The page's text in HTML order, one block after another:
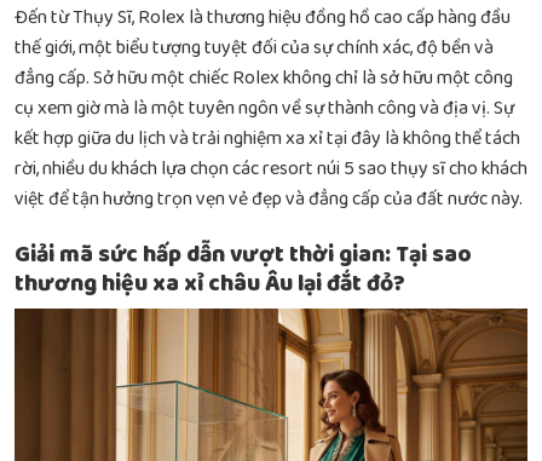
Đến từ Thụy Sĩ, Rolex là thương hiệu đồng hồ cao cấp hàng đầu
thế giới, một biểu tượng tuyệt đối của sự chính xác, độ bền và
đẳng cấp. Sở hữu một chiếc Rolex không chỉ là sở hữu một công
cụ xem giờ mà là một tuyên ngôn về sự thành công và địa vị. Sự
kết hợp giữa du lịch và trải nghiệm xa xỉ tại đây là không thể tách
rời, nhiều du khách lựa chọn cácresort núi 5 sao thụy sĩ cho khách
việtđể tận hưởng trọn vẹn vẻ đẹp và đẳng cấp của đất nước này.
Giải mã sức hấp dẫn vượt thời gian: Tại sao
thương hiệu xa xỉ châu Âu lại đắt đỏ?